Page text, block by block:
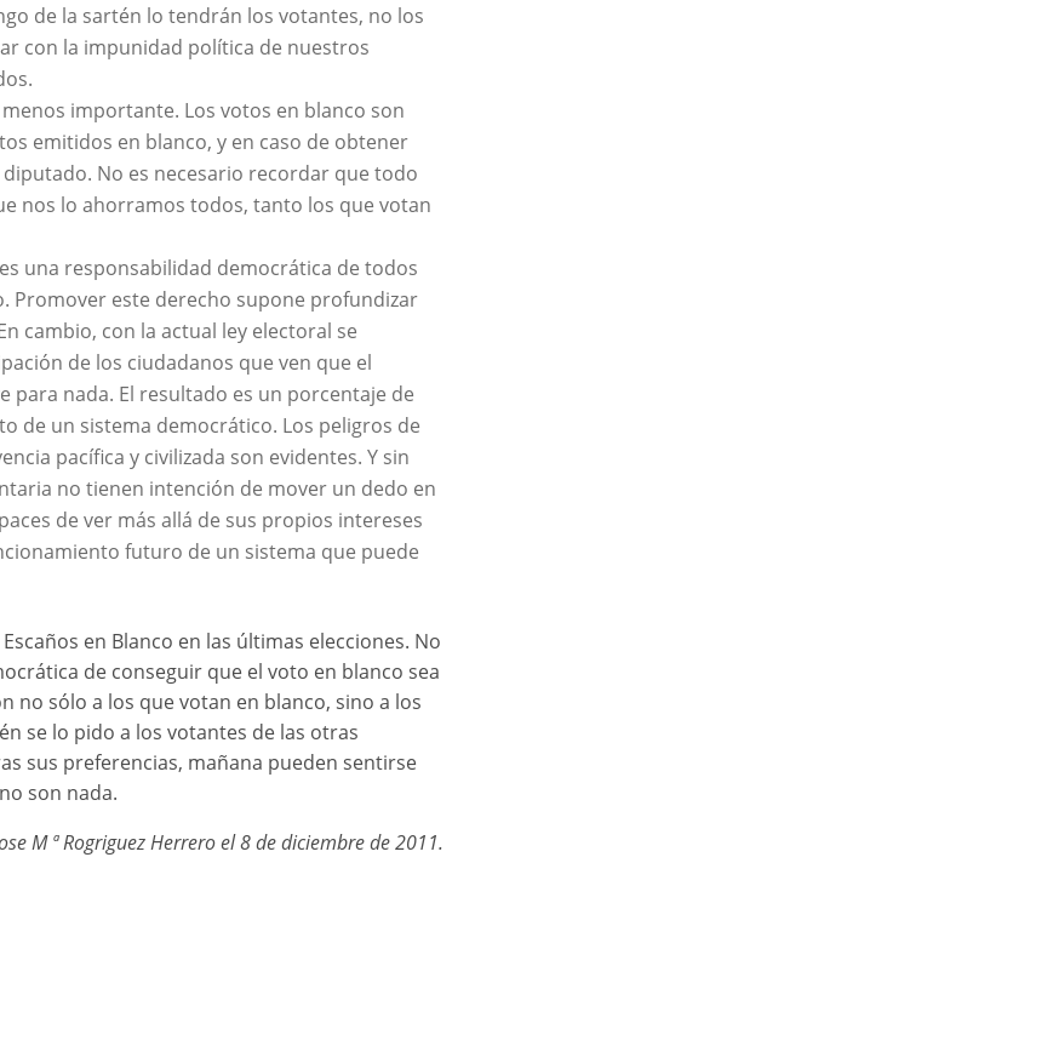
de la sartén lo tendrán los votantes, no los
con la impunidad política de nuestros
importante. Los votos en blanco son
emitidos en blanco, y en caso de obtener
No es necesario recordar que todo
nos lo ahorramos todos, tanto los que votan
una responsabilidad democrática de todos
Promover este derecho supone profundizar
cambio, con la actual ley electoral se
de los ciudadanos que ven que el
nada. El resultado es un porcentaje de
de un sistema democrático. Los peligros de
pacífica y civilizada son evidentes. Y sin
no tienen intención de mover un dedo en
de ver más allá de sus propios intereses
futuro de un sistema que puede
en Blanco en las últimas elecciones. No
de conseguir que el voto en blanco sea
no sólo a los que votan en blanco, sino a los
se lo pido a los votantes de las otras
sus preferencias, mañana pueden sentirse
son nada.
M ª Rogriguez Herrero el 8 de diciembre de 2011.